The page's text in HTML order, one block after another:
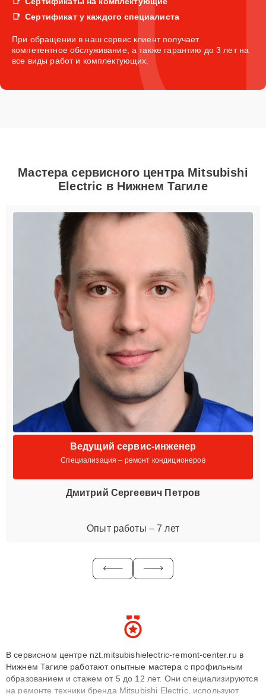
Сертификат у каждого специалиста
При обращении в наш сервис клиент получает
компетентное обслуживание, а также гарантию до 3 лет на
все виды работ и комплектующих.
Мастера сервисного центра Mitsubishi
Electric в Нижнем Тагиле
Ведущий сервис-инженер
Специализация – ремонт кондиционеров
Дмитрий Сергеевич Петров
Опыт работы – 7 лет
В сервисном центре nzt.mitsubishielectric-remont-center.ru в
Нижнем Тагиле работают опытные мастера с профильным
образованием и стажем от 5 до 12 лет. Они специализируются
на ремонте техники бренда Mitsubishi Electric, используют